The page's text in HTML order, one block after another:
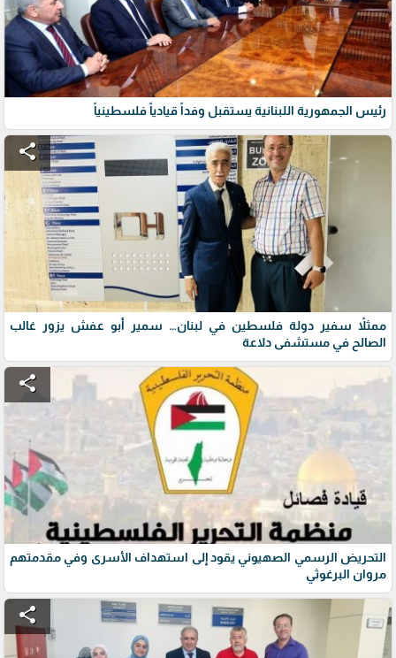
رئيس الجمهورية اللبنانية يستقبل وفداً قيادياً فلسطينياً
share
ممثلاً سفير دولة فلسطين في لبنان… سمير أبو عفش يزور غالب
الصالح في مستشفى دلاعة
share
التحريض الرسمي الصهيوني يقود إلى استهداف الأسرى وفي مقدمتهم
مروان البرغوثي
share